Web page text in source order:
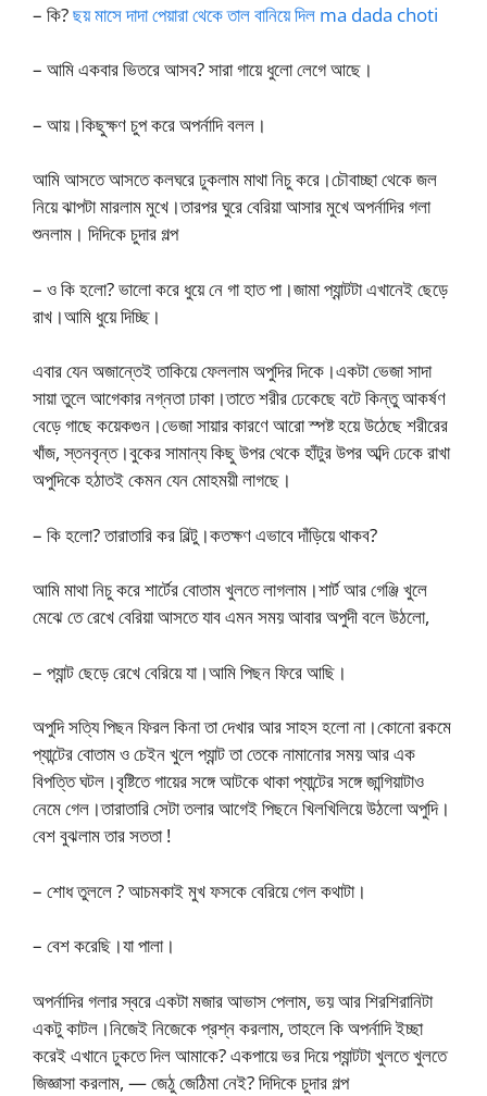
– কি?ছয় মাসে দাদা পেয়ারা থেকে তাল বানিয়ে দিল ma dada choti
– আমি একবার ভিতরে আসব? সারা গায়ে ধুলো লেগে আছে।
– আয়।কিছুক্ষণ চুপ করে অপর্নাদি বলল।
আমি আসতে আসতে কলঘরে ঢুকলাম মাথা নিচু করে।চৌবাচ্ছা থেকে জল
নিয়ে ঝাপটা মারলাম মুখে।তারপর ঘুরে বেরিয়া আসার মুখে অপর্নাদির গলা
শুনলাম। দিদিকে চুদার গল্প
– ও কি হলো? ভালো করে ধুয়ে নে গা হাত পা।জামা প্যান্টটা এখানেই ছেড়ে
রাখ।আমি ধুয়ে দিচ্ছি।
এবার যেন অজান্তেই তাকিয়ে ফেললাম অপুদির দিকে।একটা ভেজা সাদা
সায়া তুলে আগেকার নগ্নতা ঢাকা।তাতে শরীর ঢেকেছে বটে কিন্তু আকর্ষণ
বেড়ে গাছে কয়েকগুন।ভেজা সায়ার কারণে আরো স্পষ্ট হয়ে উঠেছে শরীরের
খাঁজ, স্তনবৃন্ত।বুকের সামান্য কিছু উপর থেকে হাঁটুর উপর অব্দি ঢেকে রাখা
অপুদিকে হঠাতই কেমন যেন মোহময়ী লাগছে।
– কি হলো? তারাতারি কর বিল্টু।কতক্ষণ এভাবে দাঁড়িয়ে থাকব?
আমি মাথা নিচু করে শার্টের বোতাম খুলতে লাগলাম।শার্ট আর গেঞ্জি খুলে
মেঝে তে রেখে বেরিয়া আসতে যাব এমন সময় আবার অপুদী বলে উঠলো,
– প্যান্ট ছেড়ে রেখে বেরিয়ে যা।আমি পিছন ফিরে আছি।
অপুদি সত্যি পিছন ফিরল কিনা তা দেখার আর সাহস হলো না।কোনো রকমে
প্যান্টের বোতাম ও চেইন খুলে প্যান্ট তা তেকে নামানোর সময় আর এক
বিপত্তি ঘটল।বৃষ্টিতে গায়ের সঙ্গে আটকে থাকা প্যান্টের সঙ্গে জান্গিয়াটাও
নেমে গেল।তারাতারি সেটা তলার আগেই পিছনে খিলখিলিয়ে উঠলো অপুদি।
বেশ বুঝলাম তার সততা !
– শোধ তুললে ? আচমকাই মুখ ফসকে বেরিয়ে গেল কথাটা।
– বেশ করেছি।যা পালা।
অপর্নাদির গলার স্বরে একটা মজার আভাস পেলাম, ভয় আর শিরশিরানিটা
একটু কাটল।নিজেই নিজেকে প্রশ্ন করলাম, তাহলে কি অপর্নাদি ইচ্ছা
করেই এখানে ঢুকতে দিল আমাকে? একপায়ে ভর দিয়ে প্যান্টটা খুলতে খুলতে
জিজ্ঞাসা করলাম, — জেঠু জেঠিমা নেই? দিদিকে চুদার গল্প